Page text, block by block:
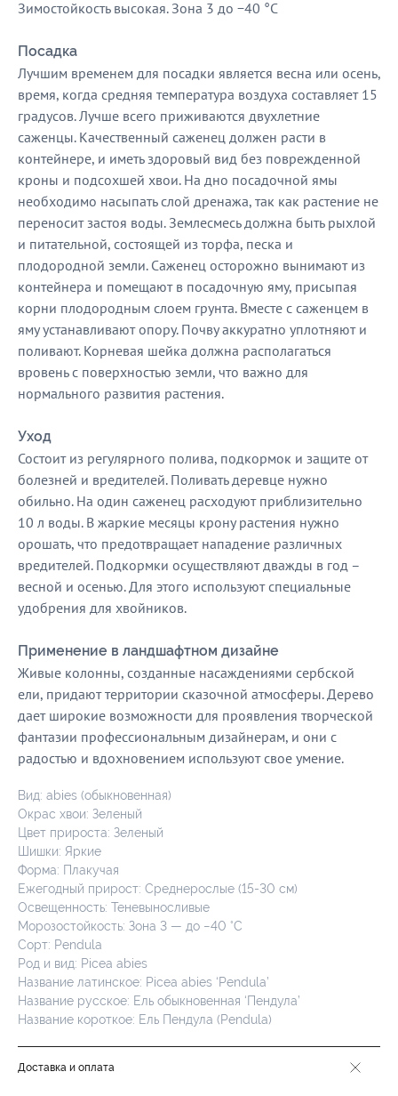
Зимостойкость высокая. Зона 3 до −40 °C
Посадка
Лучшим временем для посадки является весна или осень,
время, когда средняя температура воздуха составляет 15
градусов. Лучше всего приживаются двухлетние
саженцы. Качественный саженец должен расти в
контейнере, и иметь здоровый вид без поврежденной
кроны и подсохшей хвои. На дно посадочной ямы
необходимо насыпать слой дренажа, так как растение не
переносит застоя воды. Землесмесь должна быть рыхлой
и питательной, состоящей из торфа, песка и
плодородной земли. Саженец осторожно вынимают из
контейнера и помещают в посадочную яму, присыпая
корни плодородным слоем грунта. Вместе с саженцем в
яму устанавливают опору. Почву аккуратно уплотняют и
поливают. Корневая шейка должна располагаться
вровень с поверхностью земли, что важно для
нормального развития растения.
Уход
Состоит из регулярного полива, подкормок и защите от
болезней и вредителей. Поливать деревце нужно
обильно. На один саженец расходуют приблизительно
10 л воды. В жаркие месяцы крону растения нужно
орошать, что предотвращает нападение различных
вредителей. Подкормки осуществляют дважды в год –
весной и осенью. Для этого используют специальные
удобрения для хвойников.
Применение в ландшафтном дизайне
Живые колонны, созданные насаждениями сербской
ели, придают территории сказочной атмосферы. Дерево
дает широкие возможности для проявления творческой
фантазии профессиональным дизайнерам, и они с
радостью и вдохновением используют свое умение.
Вид: abies (обыкновенная)
Окрас хвои: Зеленый
Цвет прироста: Зеленый
Шишки: Яркие
Форма: Плакучая
Ежегодный прирост: Среднерослые (15-30 см)
Освещенность: Теневыносливые
Морозостойкость: Зона 3 — до −40 °C
Сорт: Pendula
Род и вид: Picea abies
Название латинское: Picea abies ‘Pendula’
Название русское: Ель обыкновенная ‘Пендула’
Название короткое: Ель Пендула (Pendula)
Доставка и оплата